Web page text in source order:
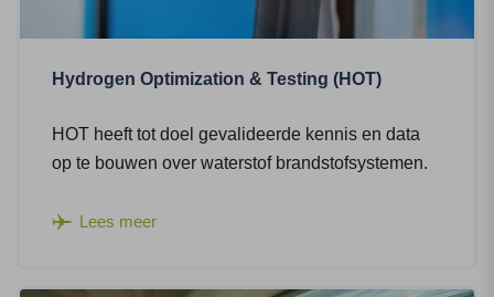
Hydrogen Optimization & Testing (HOT)
HOT heeft tot doel gevalideerde kennis en data
op te bouwen over waterstof brandstofsystemen.
Lees meer